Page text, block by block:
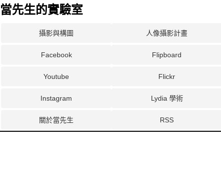
當先生的實驗室
攝影與構圖 人像攝影計畫
Facebook Flipboard
Youtube Flickr
Instagram Lydia 學術
關於當先生 RSS